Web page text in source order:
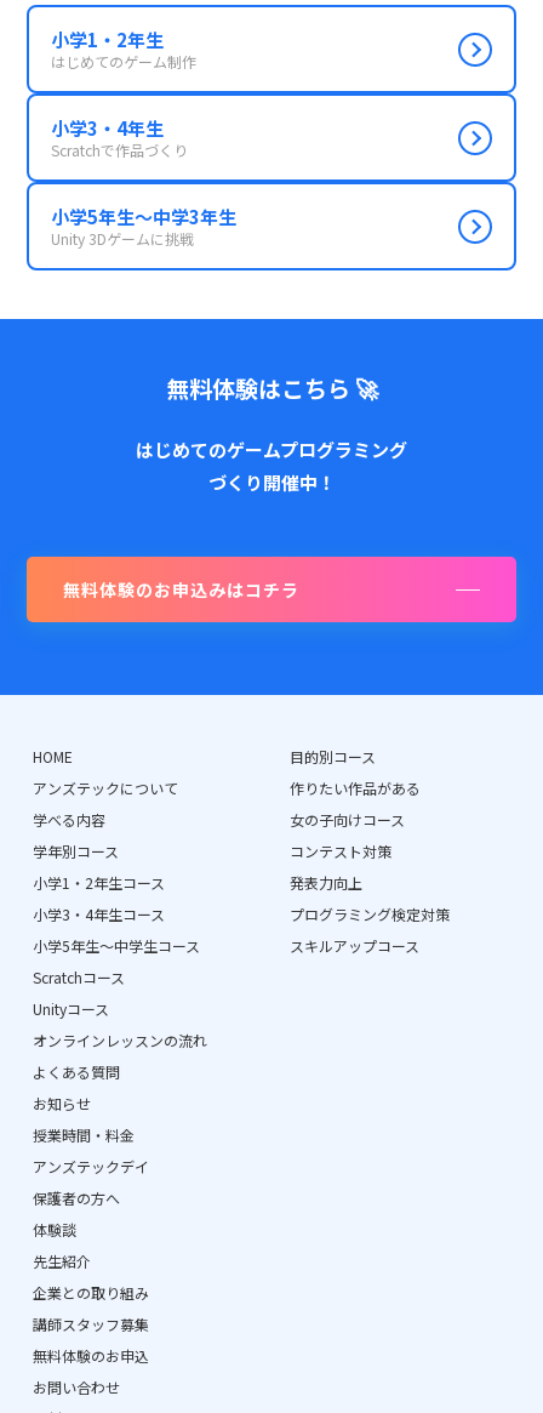
小学1・2年生
はじめてのゲーム制作
小学3・4年生
Scratchで作品づくり
小学5年生〜中学3年生
Unity 3Dゲームに挑戦
無料体験はこちら 🚀
はじめてのゲームプログラミング
づくり開催中！
無料体験のお申込みはコチラ
HOME
アンズテックについて
学べる内容
学年別コース
小学1・2年生コース
小学3・4年生コース
小学5年生〜中学生コース
Scratchコース
Unityコース
オンラインレッスンの流れ
よくある質問
お知らせ
授業時間・料金
アンズテックデイ
目的別コース
作りたい作品がある
女の子向けコース
コンテスト対策
発表力向上
プログラミング検定対策
スキルアップコース
保護者の方へ
体験談
先生紹介
企業との取り組み
講師スタッフ募集
無料体験のお申込
お問い合わせ